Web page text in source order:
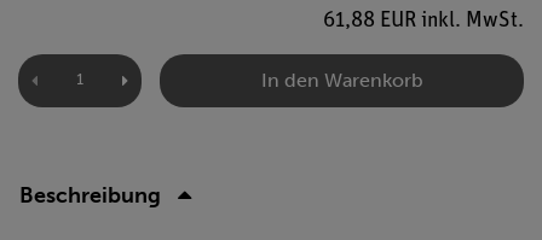
61,88 EUR inkl. MwSt.
In den Warenkorb
Beschreibung